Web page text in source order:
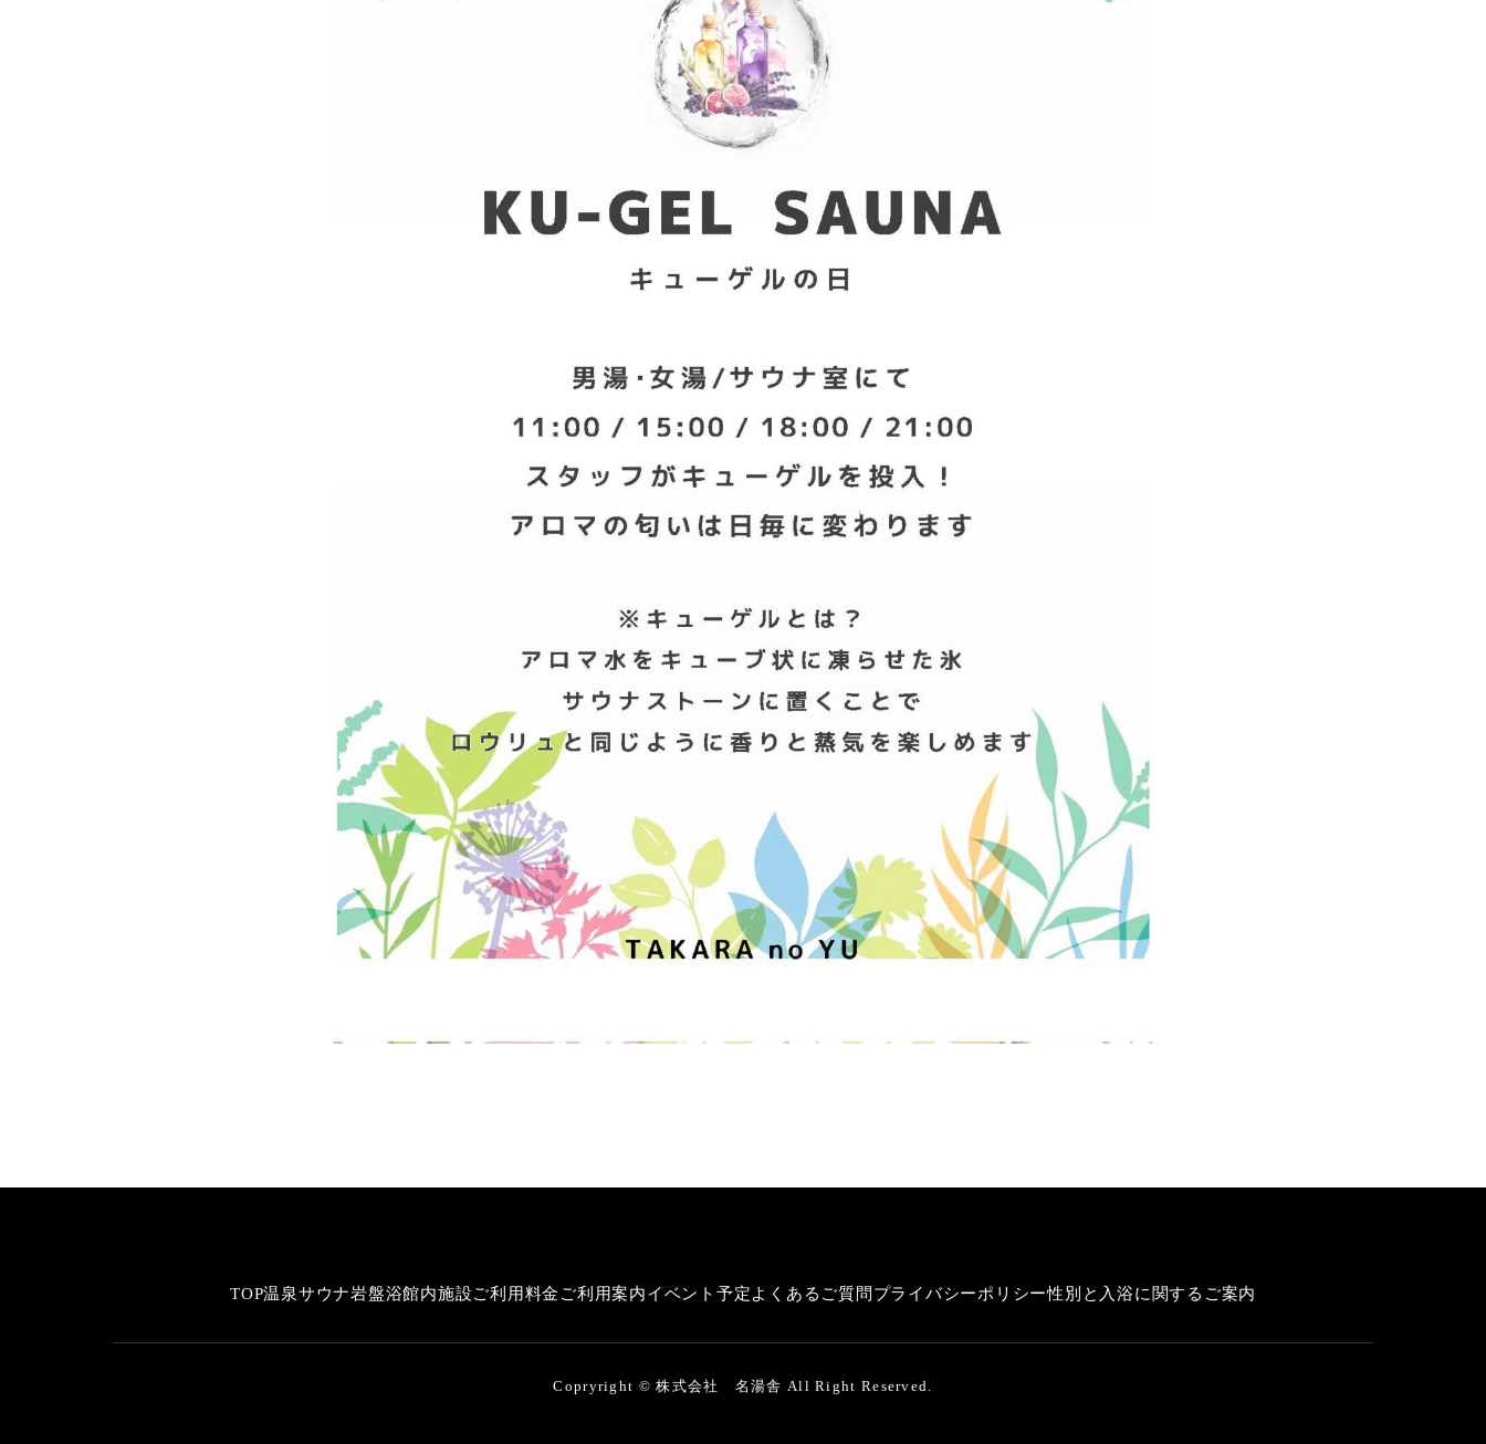
TOP温泉サウナ岩盤浴館内施設ご利用料金 ご利用案内イベント予定よくあるご質問 プライバシーポリシー性別と入浴に関するご案内
Copryright © 株式会社 名湯舎 All Right Reserved.